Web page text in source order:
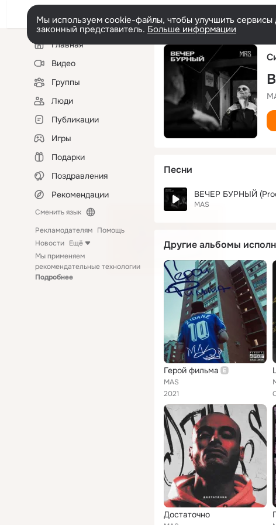
Мы используем cookie-файлы, чтобы улучшить сервисы
законный представитель. Больше информации
Левая
колонкаГлавная
Видео
Группы
Люди
Публикации
Игры
Подарки
Поздравления
Рекомендации
Сменить язык
Рекламодателям Помощь
Новости Ещё
Мы применяем
рекомендательные технологии
Подробнее
Песни
ВЕЧЕР БУРНЫЙ
MAS
Другие альбомы
Герой фильма
MAS
2021
Достаточно